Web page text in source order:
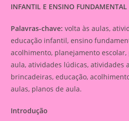
INFANTIL E ENSINO FUNDAMENTAL
Palavras-chave: volta às aulas,
educação infantil, ensino
acolhimento, planejamento
aula, atividades lúdicas, atividades
brincadeiras, educação,
aulas, planos de aula.
Introdução